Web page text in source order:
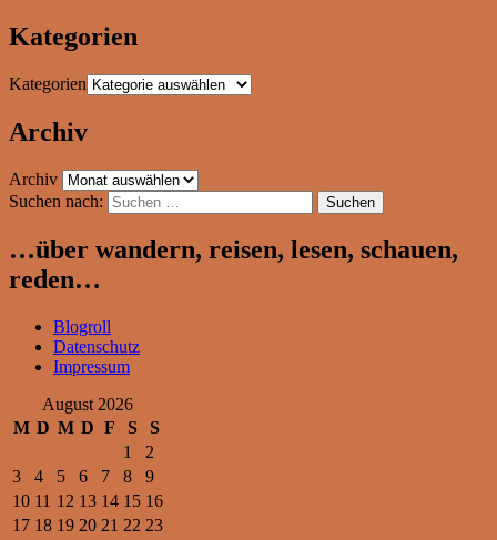
Kategorien
Kategorien
Archiv
Archiv
Suchen nach:
…über wandern, reisen, lesen, schauen,
reden…
Blogroll
Datenschutz
Impressum
August 2026
M D M D F S
S
1
2
3
4 5 6 7 8
9
10 11 12 13 14 15 16
17 18 19 20 21 22 23